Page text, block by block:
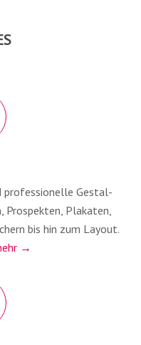
pro­fes­sio­nel­le Gestal­
Pro­spek­ten, Pla­ka­ten,
bis hin zum Lay­out.
→